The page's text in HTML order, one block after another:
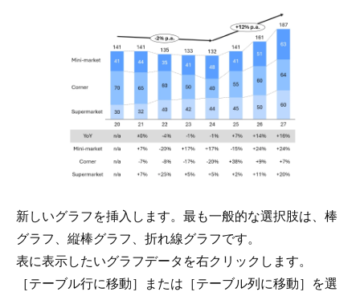
新しいグラフを挿入します。最も一般的な選択肢は、棒
グラフ、縦棒グラフ、折れ線グラフです。
表に表示したいグラフデータを右クリックします。
［テーブル行に移動］または［テーブル列に移動］を選